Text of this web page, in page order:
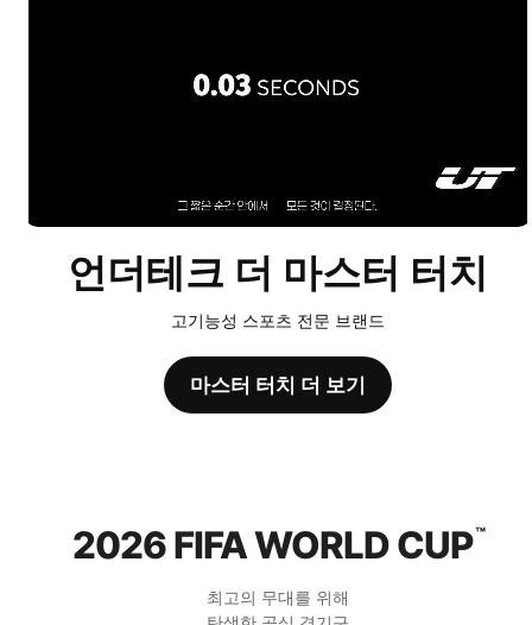
언더테크 더 마스터 터치
고기능성 스포츠 전문 브랜드
마스터 터치 더 보기
2026 FIFA WORLD CUP™
최고의 무대를 위해